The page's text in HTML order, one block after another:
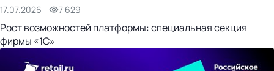
17.07.2026 7 629
Рост возможностей платформы: специальная секция
фирмы «1С»